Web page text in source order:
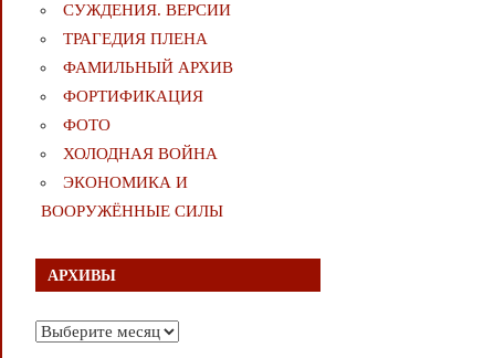
СУЖДЕНИЯ. ВЕРСИИ
ТРАГЕДИЯ ПЛЕНА
ФАМИЛЬНЫЙ АРХИВ
ФОРТИФИКАЦИЯ
ФОТО
ХОЛОДНАЯ ВОЙНА
ЭКОНОМИКА И
ВООРУЖЁННЫЕ СИЛЫ
АРХИВЫ
Архивы